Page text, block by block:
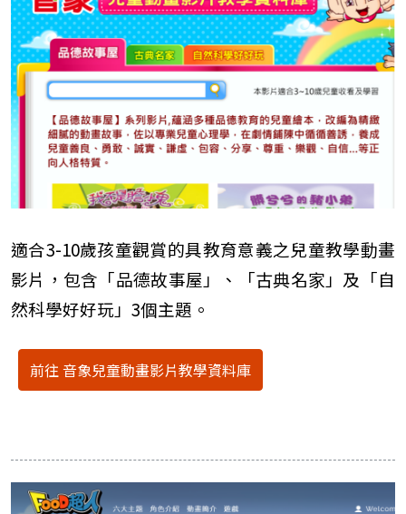
適合3-10歲孩童觀賞的具教育意義之兒童教學動畫
影片，包含「品德故事屋」、「古典名家」及「自
然科學好好玩」3個主題。
前往 音象兒童動畫影片教學資料庫